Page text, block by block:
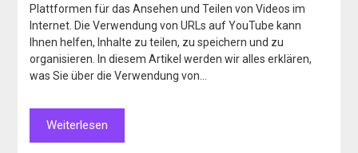
Plattformen für das Ansehen und Teilen von Videos im
Internet. Die Verwendung von URLs auf YouTube kann
Ihnen helfen, Inhalte zu teilen, zu speichern und zu
organisieren. In diesem Artikel werden wir alles erklären,
was Sie über die Verwendung von…
Weiterlesen